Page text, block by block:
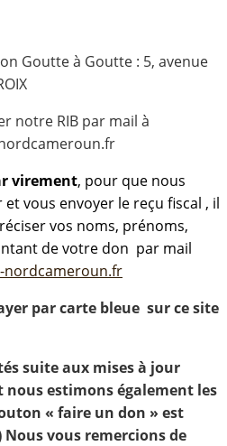
Goutte à Goutte : 5, avenue
notre RIB par mail à
virement, pour que nous
vous envoyer le reçu fiscal , il
vos noms, prénoms,
de votre don par mail
nordcameroun.fr
par carte bleue sur ce site
suite aux mises à jour
nous estimons également les
« faire un don » est
vous remercions de